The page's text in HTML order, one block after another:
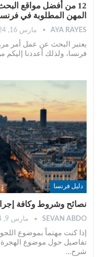
12 من أفضل مواقع
المهن المطلوبة في
AYA RAYES مارس 16, 2024
يعتبر البحث عن عمل أمر
فرنسا، ولذلك أعددنا إليكم
دليل فرنسا
نصائح وشروط وكافة
SEVAN ABDO مارس 9, 2024
إذا كنت مهتماً بموضوع
تفاصيل حول موضوع الهجرة
شرح…